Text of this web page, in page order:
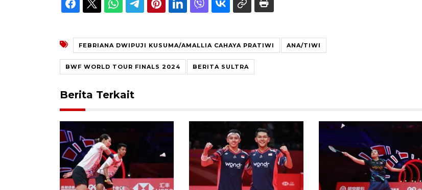
FEBRIANA DWIPUJI KUSUMA/AMALLIA CAHAYA PRATIWI ANA/TIWI
BWF WORLD TOUR FINALS 2024 BERITA SULTRA
Berita Terkait